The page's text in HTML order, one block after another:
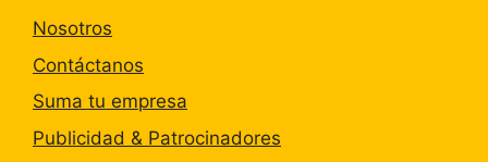
Nosotros
Contáctanos
Suma tu empresa
Publicidad & Patrocinadores